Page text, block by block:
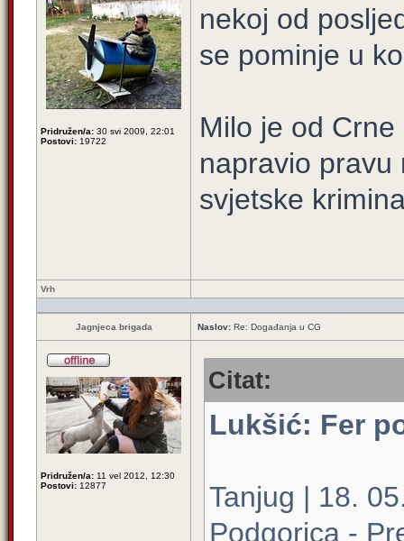
Pridružen/a: 30 svi 2009, 22:01
Postovi: 19722
nekoj od
se pominje u
Milo je od
napravio pravu
svjetske
Vrh
Jagnjeca brigada Naslov: Re: Događanja u CG
Pridružen/a: 11 vel 2012, 12:30
Postovi: 12877
Citat:
Lukšić: Fer
Tanjug | 18.
Podgorica -